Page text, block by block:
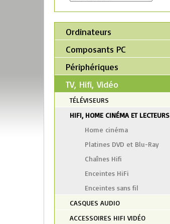
Ordinateurs
Composants PC
Périphériques
TV, Hifi, Vidéo
TÉLÉVISEURS
HIFI, HOME CINÉMA ET LECTEURS
Home cinéma
Platines DVD et Blu-Ray
Chaînes Hifi
Enceintes HiFi
Enceintes sans fil
CASQUES AUDIO
ACCESSOIRES HIFI VIDÉO